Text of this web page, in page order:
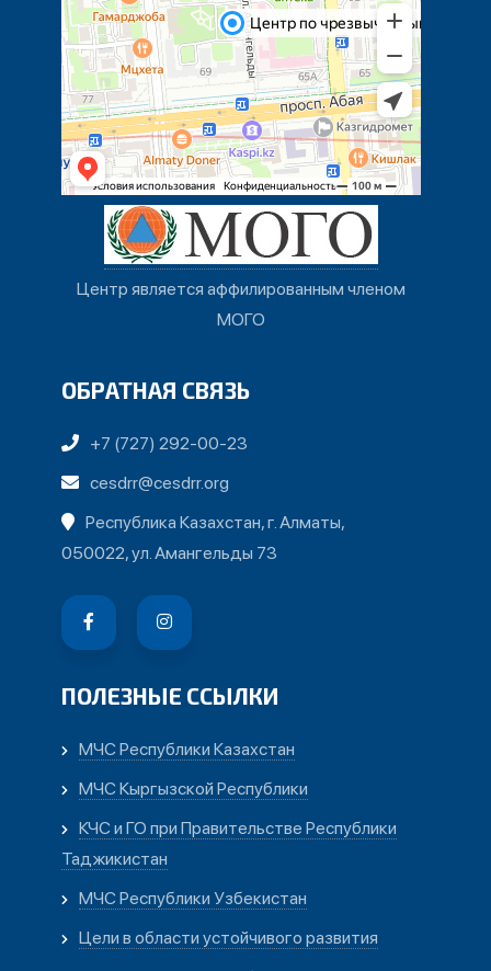
Центр является аффилированным членом
МОГО
ОБРАТНАЯ СВЯЗЬ
+7 (727) 292-00-23
cesdrr@cesdrr.org
Республика Казахстан, г. Алматы,
050022, ул. Амангельды 73
ПОЛЕЗНЫЕ ССЫЛКИ
МЧС Республики Казахстан
МЧС Кыргызской Республики
КЧС и ГО при Правительстве Республики
Таджикистан
МЧС Республики Узбекистан
Цели в области устойчивого развития